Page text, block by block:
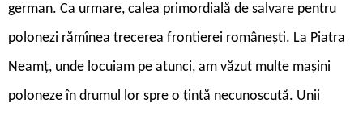
german. Ca urmare, calea primordială de salvare pentru
polonezi rămînea trecerea frontierei românești. La Piatra
Neamț, unde locuiam pe atunci, am văzut multe mașini
poloneze în drumul lor spre o țintă necunoscută. Unii